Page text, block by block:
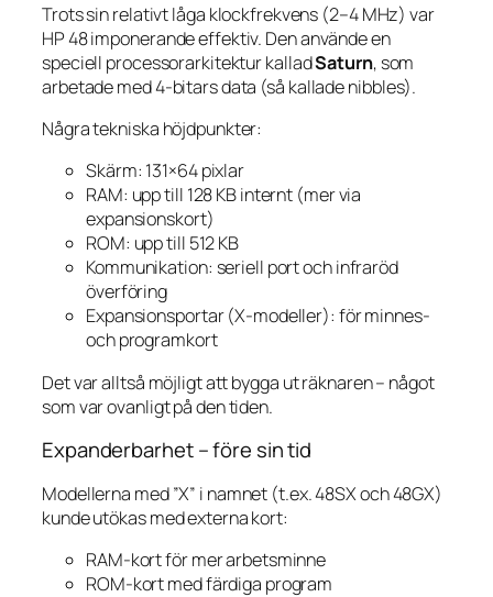
Trots sin relativt låga klockfrekvens (2–4 MHz) var
HP 48 imponerande effektiv. Den använde en
speciell processorarkitektur kalladSaturn, som
arbetade med 4-bitars data (så kalladenibbles).
Några tekniska höjdpunkter:
Skärm: 131×64 pixlar
RAM: upp till 128 KB internt (mer via
expansionskort)
ROM: upp till 512 KB
Kommunikation: seriell port och infraröd
överföring
Expansionsportar (X-modeller): för minnes-
och programkort
Det var alltså möjligt att bygga ut räknaren – något
som var ovanligt på den tiden.
Expanderbarhet – före sin tid
Modellerna med ”X” i namnet (t.ex. 48SX och 48GX)
kunde utökas med externa kort:
RAM-kort för mer arbetsminne
ROM-kort med färdiga program